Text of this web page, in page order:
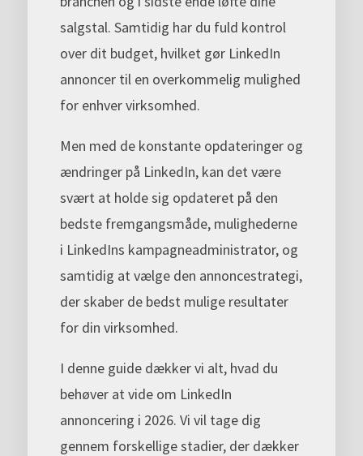
salgstal. Samtidig har du fuld kontrol
over dit budget, hvilket gør LinkedIn
annoncer til en overkommelig mulighed
for enhver virksomhed.
Men med de konstante opdateringer og
ændringer på LinkedIn, kan det være
svært at holde sig opdateret på den
bedste fremgangsmåde, mulighederne
i LinkedIns kampagneadministrator, og
samtidig at vælge den annoncestrategi,
der skaber de bedst mulige resultater
for din virksomhed.
I denne guide dækker vi alt, hvad du
behøver at vide om LinkedIn
annoncering i 2026. Vi vil tage dig
gennem forskellige stadier, der dækker